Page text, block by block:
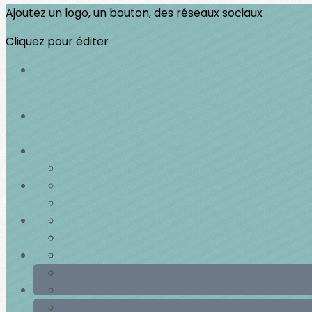
Ajoutez un logo, un bouton, des réseaux sociaux
Cliquez pour éditer